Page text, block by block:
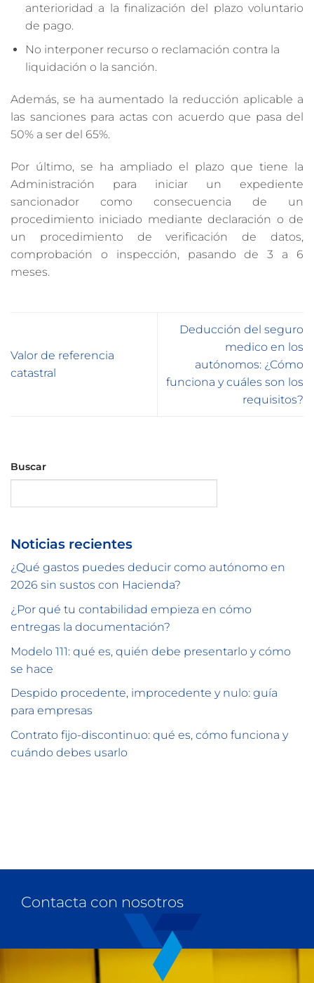
anterioridad a la finalización del plazo voluntario
de pago.
No interponer recurso o reclamación contra la
liquidación o la sanción.
Además, se ha aumentado la reducción aplicable a
las sanciones para actas con acuerdo que pasa del
50% a ser del 65%.
Por último, se ha ampliado el plazo que tiene la
Administración para iniciar un expediente
sancionador como consecuencia de un
procedimiento iniciado mediante declaración o de
un procedimiento de verificación de datos,
comprobación o inspección, pasando de 3 a 6
meses.
Valor de referencia
catastral
Deducción del seguro
medico en los
autónomos: ¿Cómo
funciona y cuáles son los
requisitos?
Buscar
Noticias recientes
¿Qué gastos puedes deducir como autónomo en
2026 sin sustos con Hacienda?
¿Por qué tu contabilidad empieza en cómo
entregas la documentación?
Modelo 111: qué es, quién debe presentarlo y cómo
se hace
Despido procedente, improcedente y nulo: guía
para empresas
Contrato fijo-discontinuo: qué es, cómo funciona y
cuándo debes usarlo
Contacta con nosotros